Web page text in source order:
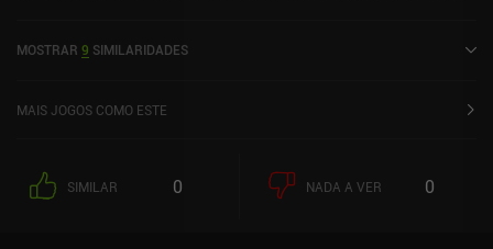
MOSTRAR 9 SIMILARIDADES
MAIS JOGOS COMO ESTE
SIMILAR 0 NADA A VER 0